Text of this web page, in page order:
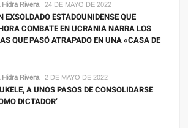
Hidra Rivera 24 DE MAYO DE 2022
EXSOLDADO ESTADOUNIDENSE QUE
COMBATE EN UCRANIA NARRA LOS
QUE PASÓ ATRAPADO EN UNA «CASA DE
Hidra Rivera 2 DE MAYO DE 2022
A UNOS PASOS DE CONSOLIDARSE
DICTADOR’